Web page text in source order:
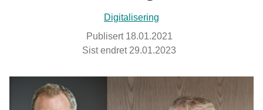
Digitalisering
Publisert 18.01.2021
Sist endret 29.01.2023